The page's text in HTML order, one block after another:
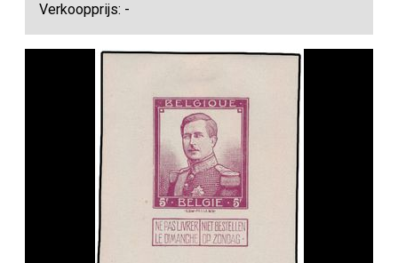
Verkoopprijs: -